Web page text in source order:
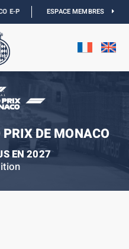
PRIX 2027 : LES DATES SONT
ESPACE MEMBRES
DE MONACO
EN 2027